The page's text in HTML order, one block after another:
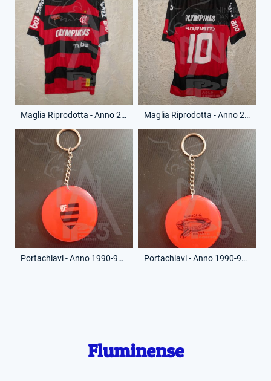
Maglia Riprodotta - Anno 2009-10 - Adriano Leite Ribeiro - 10 - (Fronte) Maglia Riprodotta - Anno 2009-10 - Adriano Leite Ribeiro - 10 - (Retro)
Portachiavi - Anno 1990-91 - (Fronte) Portachiavi - Anno 1990-91 - (Retro)
Fluminense